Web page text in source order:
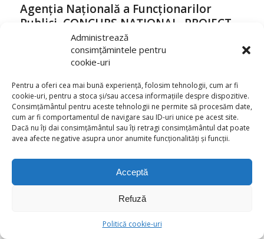
Administrează
consimțămintele pentru
cookie-uri
Pentru a oferi cea mai bună experiență, folosim tehnologii, cum ar fi
cookie-uri, pentru a stoca și/sau accesa informațiile despre dispozitive.
Consimțământul pentru aceste tehnologii ne permite să procesăm date,
cum ar fi comportamentul de navigare sau ID-uri unice pe acest site.
Dacă nu îți dai consimțământul sau îți retragi consimțământul dat poate
avea afecte negative asupra unor anumite funcționalități și funcții.
Acceptă
Refuză
Politică cookie-uri
Agenția Națională a Funcționarilor
Publici, CONCURS NAȚIONAL, PROIECT –
înAnunturi
data de 23 martie 2023 PROIECTUL-PILOT AL CONCURSULUI
NAȚIONAL pentru ocuparea unor funcții publice vacante din
cadrul administraţiei publice centrale. Proiectul-pilot are la
bază o abordare modernă de recrutare în funcția publică și se
desfășoară în două etape: etapa de recrutare, realizată prin
Ziua Mondială a Drepturilor
Anunturi